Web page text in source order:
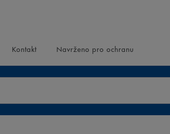
Kontakt Navrženo pro ochranu